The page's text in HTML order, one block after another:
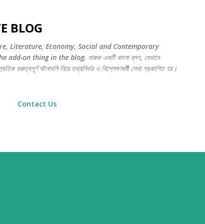
BLOG
Literature, Economy, Social and Contemporary
on thing in the blog. দারুক একটি বাংলা ব্লগ, যেখানে
গুরুত্বপূর্ণ ঘটনাবলি নিয়ে তথ্যনির্ভর ও বিশ্লেষণধর্মী লেখা প্রকাশিত হয়।
Contact Us